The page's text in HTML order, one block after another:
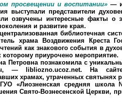
просвещении и воспитании»—
выступали представители
озвучены интересные факты о
и развитие края.
библиотечная
храма Воздвижения Креста
как знакового события в
которому приурочено мероприятие.
Петровна познакомила с
— libliozno.ucoz.net. На
храмах, утраченных святынях
«Лиозненская средняя
Свято-Вознесенской Церкви,